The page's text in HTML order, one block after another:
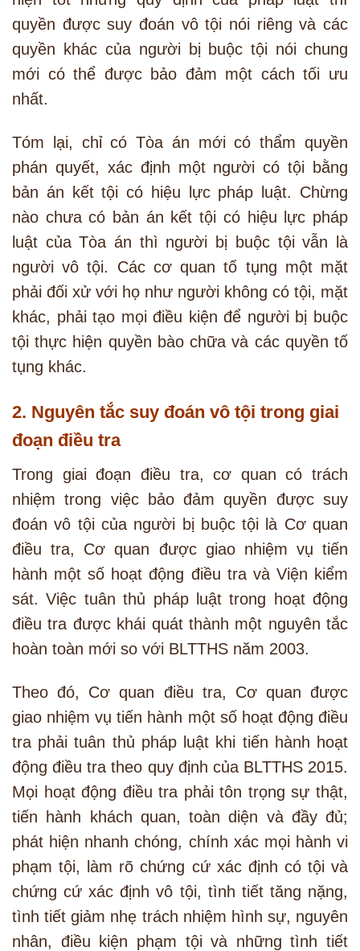
quyền được suy đoán vô tội nói riêng và các
quyền khác của người bị buộc tội nói chung
mới có thể được bảo đảm một cách tối ưu
nhất.
Tóm lại, chỉ có Tòa án mới có thẩm quyền
phán quyết, xác định một người có tội bằng
bản án kết tội có hiệu lực pháp luật. Chừng
nào chưa có bản án kết tội có hiệu lực pháp
luật của Tòa án thì người bị buộc tội vẫn là
người vô tội. Các cơ quan tố tụng một mặt
phải đối xử với họ như người không có tội, mặt
khác, phải tạo mọi điều kiện để người bị buộc
tội thực hiện quyền bào chữa và các quyền tố
tụng khác.
2. Nguyên tắc suy đoán vô tội trong giai
đoạn điều tra
Trong giai đoạn điều tra, cơ quan có trách
nhiệm trong việc bảo đảm quyền được suy
đoán vô tội của người bị buộc tội là Cơ quan
điều tra, Cơ quan được giao nhiệm vụ tiến
hành một số hoạt động điều tra và Viện kiểm
sát. Việc tuân thủ pháp luật trong hoạt động
điều tra được khái quát thành một nguyên tắc
hoàn toàn mới so với BLTTHS năm 2003.
Theo đó, Cơ quan điều tra, Cơ quan được
giao nhiệm vụ tiến hành một số hoạt động điều
tra phải tuân thủ pháp luật khi tiến hành hoạt
động điều tra theo quy định của BLTTHS 2015.
Mọi hoạt động điều tra phải tôn trọng sự thật,
tiến hành khách quan, toàn diện và đầy đủ;
phát hiện nhanh chóng, chính xác mọi hành vi
phạm tội, làm rõ chứng cứ xác định có tội và
chứng cứ xác định vô tội, tình tiết tăng nặng,
tình tiết giảm nhẹ trách nhiệm hình sự, nguyên
nhân, điều kiện phạm tội và những tình tiết